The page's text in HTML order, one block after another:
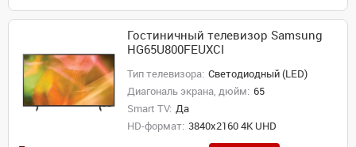
Гостиничный телевизор Samsung
HG65U800FEUXCI
Тип телевизора: Светодиодный (LED)
Диагональ экрана, дюйм: 65
Smart TV: Да
HD-формат: 3840x2160 4K UHD